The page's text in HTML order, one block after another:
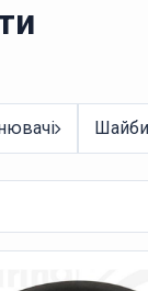
Шайби